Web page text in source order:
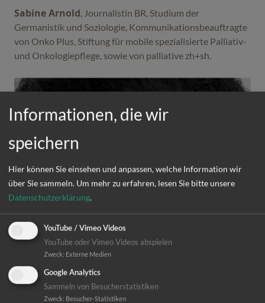
Sabine Arnold, Journalistin BR, Studium der
Germanistik und Soziologie, Kommunikationsbeauftragte
von Onko Plus, Stiftung für mobile spezialisierte Palliativ-
und Onkologiepflege, sowie von palliative zh+sh.
Informationen, die wir
speichern
Hier können Sie einsehen und anpassen, welche Information wir
über Sie sammeln. Um mehr zu erfahren, lesen Sie bitte unsere
Datenschutzerklärung.
YouTube / Vimeo Videos
YouTube oder Vimeo Videos abspielen
Zweck: Externe Medien
Google Analytics
Sammeln von Besucherstatistiken
Zweck: Besucher-Statistiken